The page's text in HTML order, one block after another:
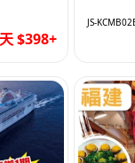
$398+
JS-